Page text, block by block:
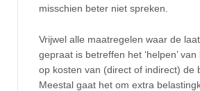
misschien beter niet spreken.
Vrijwel alle maatregelen waar de
gepraat is betreffen het ‘helpen’
op kosten van (direct of indirect) de
Meestal gaat het om extra